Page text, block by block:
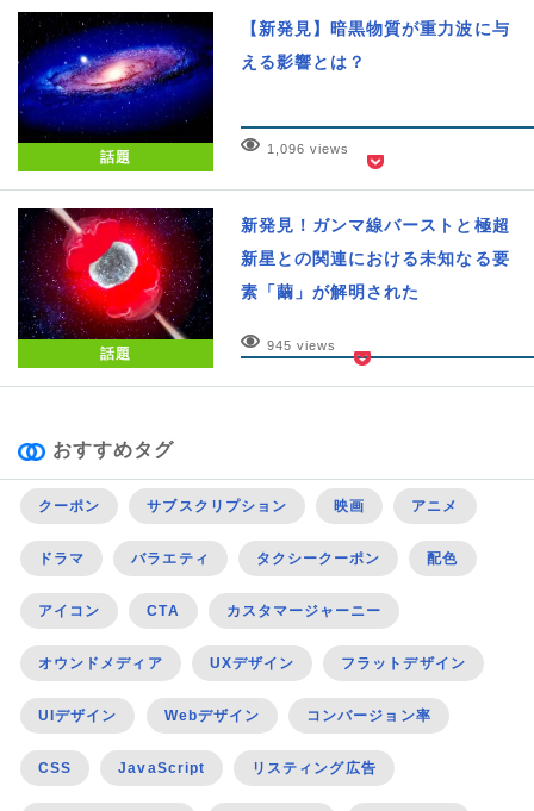
話題
【新発見】暗黒物質が重力波に与
える影響とは？
1,096 views
話題
新発見！ガンマ線バーストと極超
新星との関連における未知なる要
素「繭」が解明された
945 views
おすすめタグ
クーポン サブスクリプション 映画 アニメ
ドラマ バラエティ タクシークーポン 配色
アイコン CTA カスタマージャーニー
オウンドメディア UXデザイン フラットデザイン
UIデザイン Webデザイン コンバージョン率
CSS JavaScript リスティング広告